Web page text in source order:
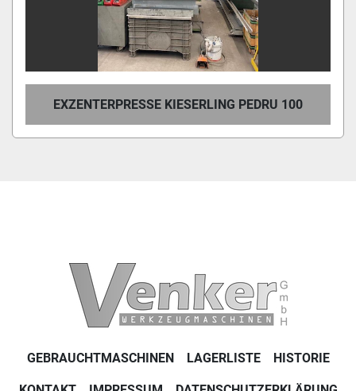
EXZENTERPRESSE KIESERLING PEDRU 100
GEBRAUCHTMASCHINEN LAGERLISTE HISTORIE